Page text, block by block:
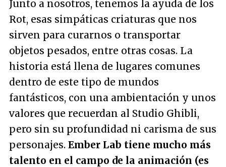
Junto a nosotros, tenemos la ayuda de los
Rot, esas simpáticas criaturas que nos
sirven para curarnos o transportar
objetos pesados, entre otras cosas. La
historia está llena de lugares comunes
dentro de este tipo de mundos
fantásticos, con una ambientación y unos
valores que recuerdan al Studio Ghibli,
pero sin su profundidad ni carisma de sus
personajes. Ember Lab tiene mucho más
talento en el campo de la animación (es